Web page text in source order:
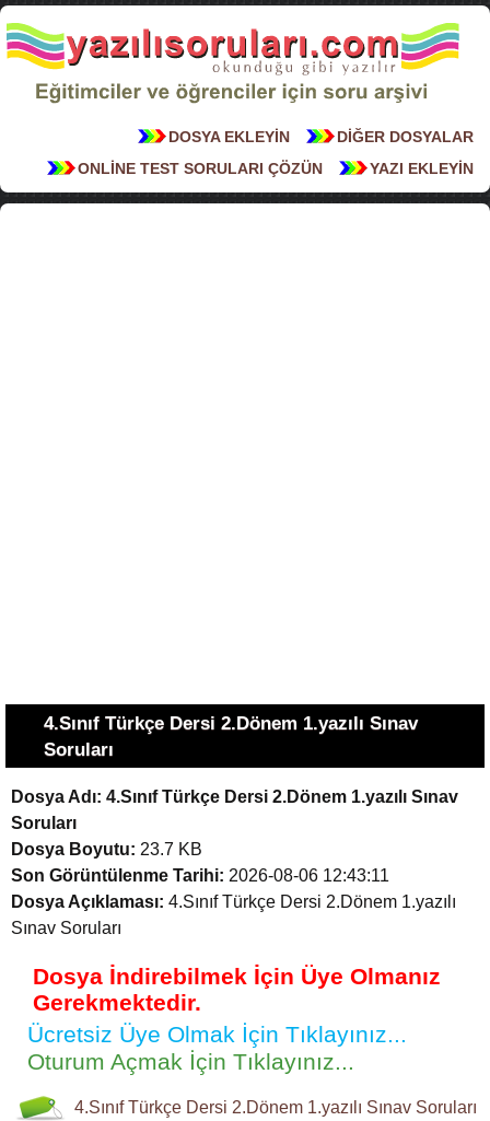
DİĞER DOSYALAR
DOSYA EKLEYİN
YAZI EKLEYİN
ONLİNE TEST SORULARI ÇÖZÜN
4.Sınıf Türkçe Dersi 2.Dönem 1.yazılı Sınav
Soruları
Dosya Adı: 4.Sınıf Türkçe Dersi 2.Dönem 1.yazılı Sınav
Soruları
Dosya Boyutu: 23.7 KB
Son Görüntülenme Tarihi: 2026-08-06 12:43:11
Dosya Açıklaması: 4.Sınıf Türkçe Dersi 2.Dönem 1.yazılı
Sınav Soruları
Dosya İndirebilmek İçin Üye Olmanız
Gerekmektedir.
Ücretsiz Üye Olmak İçin Tıklayınız...
Oturum Açmak İçin Tıklayınız...
4.Sınıf Türkçe Dersi 2.Dönem 1.yazılı Sınav Soruları